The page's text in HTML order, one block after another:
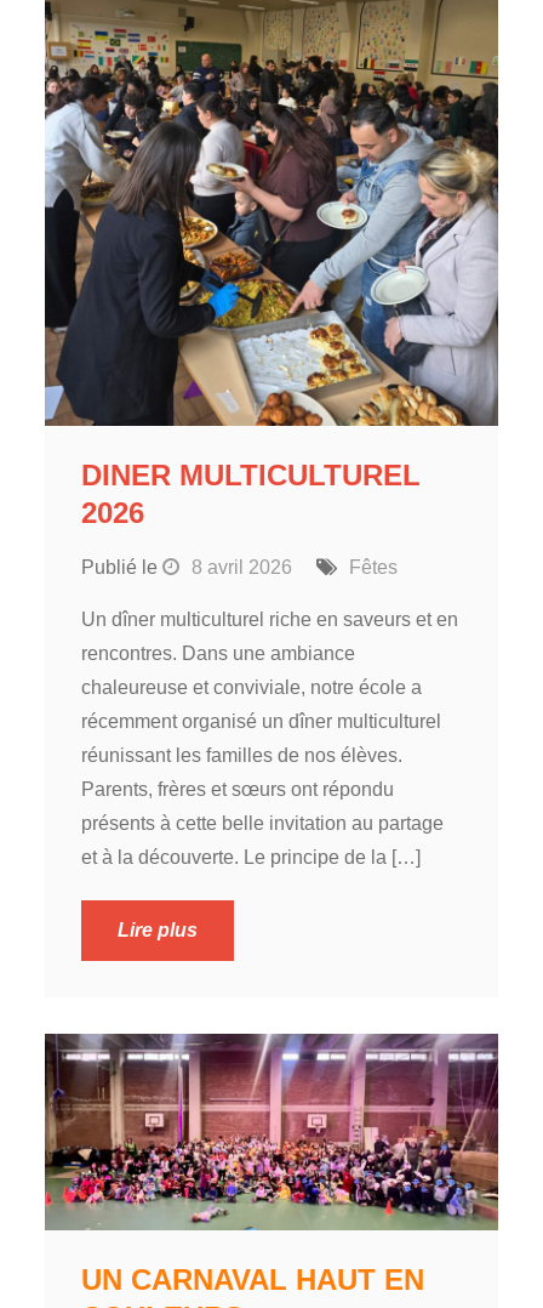
DINER MULTICULTUREL
2026
Publié le 8 avril 2026 Fêtes
Un dîner multiculturel riche en saveurs et en
rencontres. Dans une ambiance
chaleureuse et conviviale, notre école a
récemment organisé un dîner multiculturel
réunissant les familles de nos élèves.
Parents, frères et sœurs ont répondu
présents à cette belle invitation au partage
et à la découverte. Le principe de la […]
Lire plus
UN CARNAVAL HAUT EN